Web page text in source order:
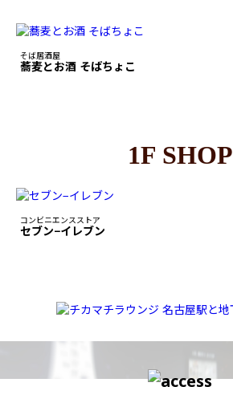
そば居酒屋
蕎麦とお酒 そばちょこ
1F SHOP
コンビニエンスストア
セブン−イレブン